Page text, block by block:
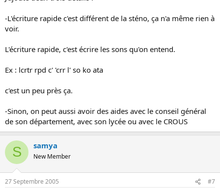
-L'écriture rapide c'est différent de la sténo, ça n'a même rien à
voir.
L'écriture rapide, c'est écrire les sons qu'on entend.
Ex : lcrtr rpd c' 'crr l' so ko ata
c'est un peu près ça.
-Sinon, on peut aussi avoir des aides avec le conseil général
de son département, avec son lycée ou avec le CROUS
S samya
New Member
27 Septembre 2005 #7